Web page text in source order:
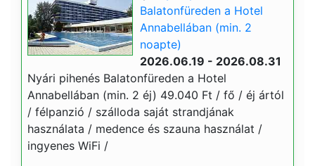
Balatonfüreden a Hotel
Annabellában (min. 2
noapte)
2026.06.19 - 2026.08.31
Nyári pihenés Balatonfüreden a Hotel
Annabellában (min. 2 éj) 49.040 Ft / fő / éj ártól
/ félpanzió / szálloda saját strandjának
használata / medence és szauna használat /
ingyenes WiFi /